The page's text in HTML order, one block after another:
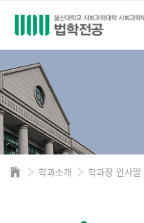
학과소개 학과장 인사말